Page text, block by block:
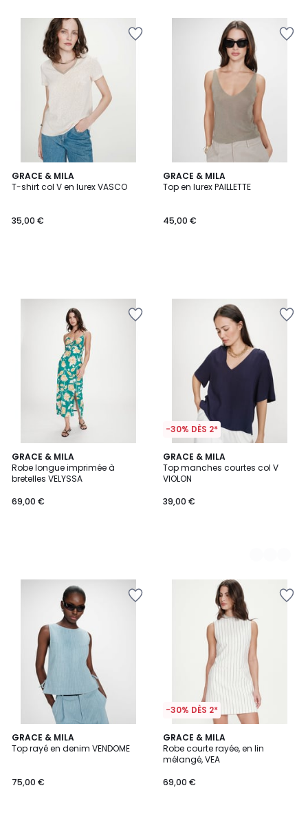
GRACE & MILA
T-shirt col V en lurex VASCO
35,00 €
GRACE & MILA
Top en lurex PAILLETTE
45,00 €
GRACE & MILA
Robe longue imprimée à
bretelles VELYSSA
69,00 €
-30% DÈS 2*
GRACE & MILA
Top manches courtes col V
VIOLON
39,00 €
2
Couleurs
GRACE & MILA
Top rayé en denim VENDOME
75,00 €
-30% DÈS 2*
GRACE & MILA
Robe courte rayée, en lin
mélangé, VEA
69,00 €